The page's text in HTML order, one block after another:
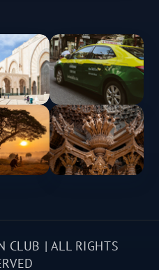
CLUB | ALL RIGHTS